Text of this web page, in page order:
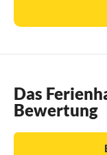
Das
Bewertung